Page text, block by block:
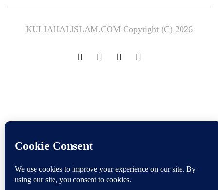
KULIAHALISLAM.COM Copyright (C) 2026